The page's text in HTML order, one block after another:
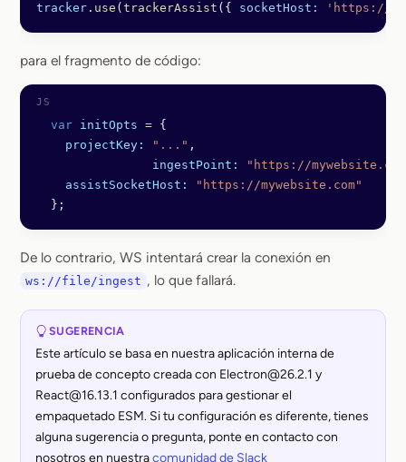
tracker . use ( trackerAssist ({ socketHost: 'https://
para el fragmento de código:
  var
initOpts = {
    projectKey:
"..." ,
		ingestPoint:
"https://
    assistSocketHost:
"https://mywebsite.com"
  };
De lo contrario, WS intentará crear la conexión en
ws://file/ingest , lo que fallará.
SUGERENCIA
Este artículo se basa en nuestra aplicación interna de
prueba de concepto creada con Electron@26.2.1 y
React@16.13.1 configurados para gestionar el
empaquetado ESM. Si tu configuración es diferente, tienes
alguna sugerencia o pregunta, ponte en contacto con
nosotros en nuestracomunidad de Slack